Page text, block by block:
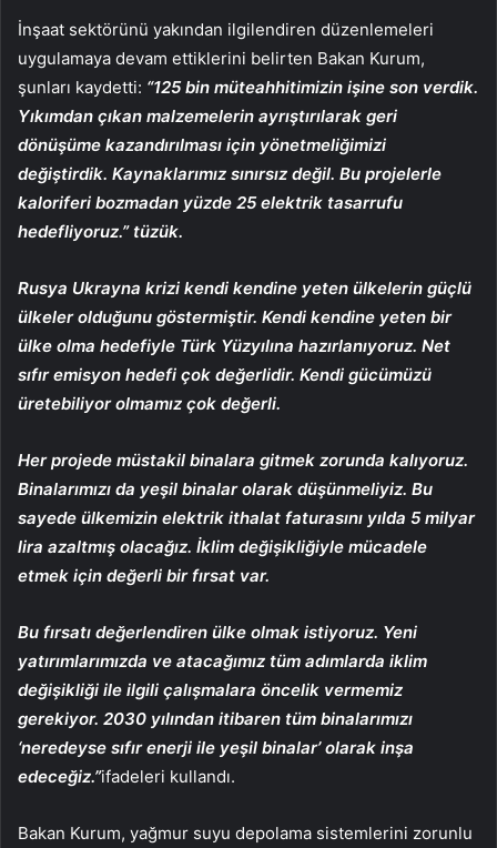
İnşaat sektörünü yakından ilgilendiren düzenlemeleri
uygulamaya devam ettiklerini belirten Bakan Kurum,
şunları kaydetti: “125 bin müteahhitimizin işine son verdik.
Yıkımdan çıkan malzemelerin ayrıştırılarak geri
dönüşüme kazandırılması için yönetmeliğimizi
değiştirdik. Kaynaklarımız sınırsız değil. Bu projelerle
kaloriferi bozmadan yüzde 25 elektrik tasarrufu
hedefliyoruz.” tüzük.
Rusya Ukrayna krizi kendi kendine yeten ülkelerin güçlü
ülkeler olduğunu göstermiştir. Kendi kendine yeten bir
ülke olma hedefiyle Türk Yüzyılına hazırlanıyoruz. Net
sıfır emisyon hedefi çok değerlidir. Kendi gücümüzü
üretebiliyor olmamız çok değerli.
Her projede müstakil binalara gitmek zorunda kalıyoruz.
Binalarımızı da yeşil binalar olarak düşünmeliyiz. Bu
sayede ülkemizin elektrik ithalat faturasını yılda 5 milyar
lira azaltmış olacağız. İklim değişikliğiyle mücadele
etmek için değerli bir fırsat var.
Bu fırsatı değerlendiren ülke olmak istiyoruz. Yeni
yatırımlarımızda ve atacağımız tüm adımlarda iklim
değişikliği ile ilgili çalışmalara öncelik vermemiz
gerekiyor. 2030 yılından itibaren tüm binalarımızı
‘neredeyse sıfır enerji ile yeşil binalar’ olarak inşa
edeceğiz.”ifadeleri kullandı.
Bakan Kurum, yağmur suyu depolama sistemlerini zorunlu